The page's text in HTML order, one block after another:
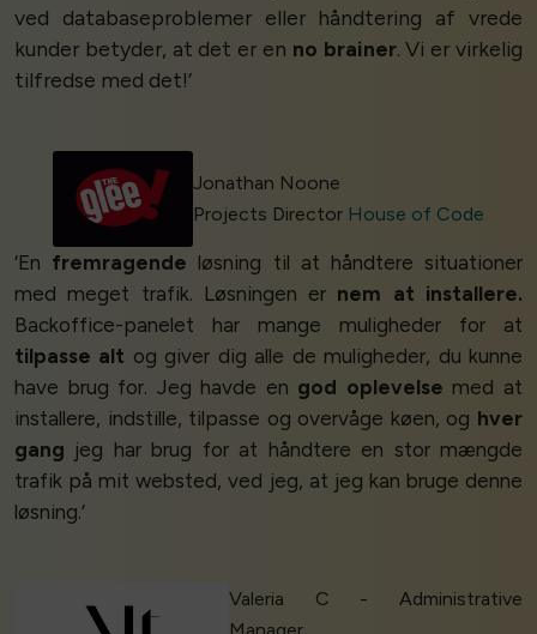
ved databaseproblemer eller håndtering af vrede
kunder betyder, at det er en no brainer. Vi er virkelig
tilfredse med det!’
Jonathan Noone
Projects Director House of Code
‘En fremragende løsning til at håndtere situationer
med meget trafik. Løsningen er nem at installere.
Backoffice-panelet har mange muligheder for at
tilpasse alt og giver dig alle de muligheder, du kunne
have brug for. Jeg havde en god oplevelse med at
installere, indstille, tilpasse og overvåge køen, og hver
gang jeg har brug for at håndtere en stor mængde
trafik på mit websted, ved jeg, at jeg kan bruge denne
løsning.’
Valeria C - Administrative
Manager